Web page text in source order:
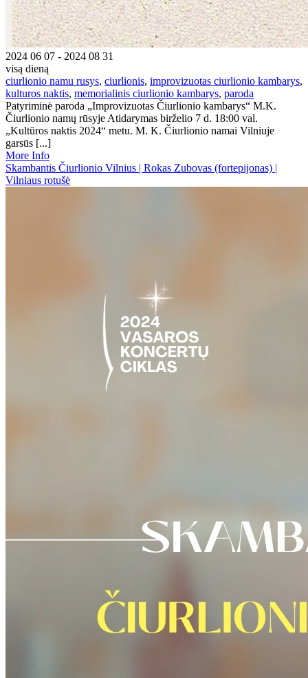
2024 06 07 - 2024 08 31
visą dieną
ciurlionio namu rusys, ciurlionis, improvizuotas ciurlionio kambarys,
kulturos naktis, memorialinis ciurlionio kambarys, paroda
Patyriminė paroda „Improvizuotas Čiurlionio kambarys“ M.K.
Čiurlionio namų rūsyje Atidarymas birželio 7 d. 18:00 val.
„Kultūros naktis 2024“ metu. M. K. Čiurlionio namai Vilniuje
garsūs [...]
More Info
Skambantis Čiurlionio Vilnius | Rokas Zubovas (fortepijonas) |
Vilniaus rotušė